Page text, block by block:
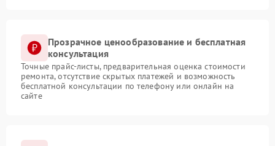
Прозрачное ценообразование и бесплатная
консультация
Точные прайс-листы, предварительная оценка стоимости
ремонта, отсутствие скрытых платежей и возможность
бесплатной консультации по телефону или онлайн на
сайте